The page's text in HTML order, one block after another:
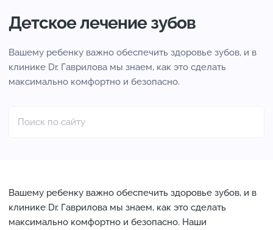
Детское лечение зубов
Вашему ребенку важно обеспечить здоровье зубов, и в
клинике Dr. Гаврилова мы знаем, как это сделать
максимально комфортно и безопасно.
Вашему ребенку важно обеспечить здоровье зубов, и в
клинике Dr. Гаврилова мы знаем, как это сделать
максимально комфортно и безопасно. Наши